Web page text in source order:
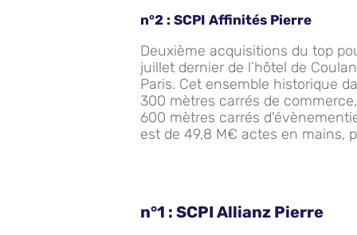
n°2 : SCPI Affinités Pierre
Deuxième acquisitions du top
juillet dernier de l’hôtel de
Paris. Cet ensemble historique
300 mètres carrés de
600 mètres carrés
est de 49,8 M€ actes en mains,
n°1 : SCPI Allianz Pierre